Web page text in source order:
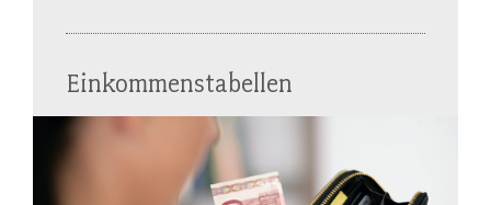
Einkommenstabellen